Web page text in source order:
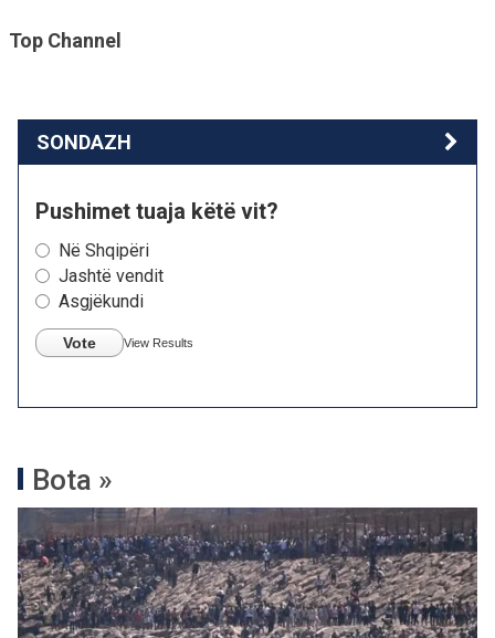
Top Channel
SONDAZH
Pushimet tuaja këtë vit?
Në Shqipëri
Jashtë vendit
Asgjëkundi
Vote View Results
Bota »